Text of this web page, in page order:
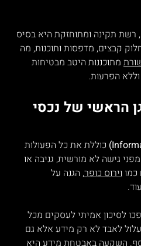
תקינה ומתוחזקת היא בסיס
קבצים, מדפסות ותוכנות, מה
מתוכננות היטב מבטיחות
הפרעות.
הראשי של נכסי
כוללת את כל הפעולות
גישה לא מורשית, גניבה או
כמו וירוס כופר, הגנה על
לסיכון אמיתי לעסקים מכל
לאבד לא רק מידע אלא גם
כסף. השקעה באבטחת מידע היא